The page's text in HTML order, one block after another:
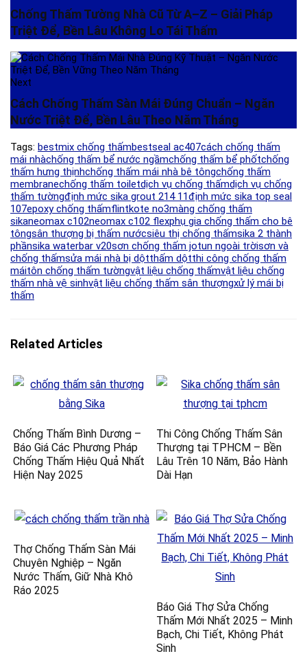
Chống Thấm Tường Nhà Cũ Từ A–Z – Giải Pháp
Triệt Để, Bền Lâu Không Lo Tái Thấm
Next
Cách Chống Thấm Sàn Mái Đúng Chuẩn – Ngăn
Nước Triệt Để, Bền Lâu Theo Năm Tháng
Tags: bestmix chống thấmbestseal ac407cách chống thấm
mái nhàchống thấm bể nước ngầmchống thấm bể phốtchống
thấm hưng thịnhchống thấm mái nhà bê tôngchống thấm
membranechống thấm toiletdịch vụ chống thấmdịch vụ chống
thấm tườngđịnh mức sika grout 214 11định mức sika top seal
107epoxy chống thấmflintkote no3màng chống thấm
sikaneomax c102neomax c102 flexphụ gia chống thấm cho bê
tôngsân thượng bị thấm nướcsiêu thị chống thấmsika 2 thành
phầnsika waterbar v20sơn chống thấm jotun ngoài trờisơn và
chống thấmsửa mái nhà bị dộtthấm dộtthi công chống thấm
máitôn chống thấm tườngvật liệu chống thấmvật liệu chống
thấm nhà vệ sinhvật liệu chống thấm sân thượngxử lý mái bị
thấm
Related Articles
Chống Thấm Bình Dương –
Báo Giá Các Phương Pháp
Chống Thấm Hiệu Quả Nhất
Hiện Nay 2025
Thi Công Chống Thấm Sân
Thượng tại TPHCM – Bền
Lâu Trên 10 Năm, Bảo Hành
Dài Hạn
Thợ Chống Thấm Sàn Mái
Chuyên Nghiệp – Ngăn
Nước Thấm, Giữ Nhà Khô
Ráo 2025
Báo Giá Thợ Sửa Chống
Thấm Mới Nhất 2025 – Minh
Bạch, Chi Tiết, Không Phát
Sinh